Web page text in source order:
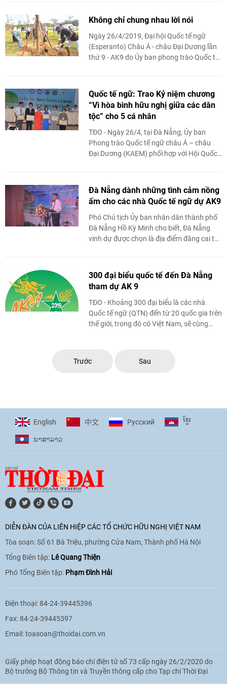
Không chỉ chung nhau lời nói
Ngày 26/4/2019, Đại hội Quốc tế ngữ
(Esperanto) Châu Á - châu Đại Dương lần
thứ 9 - AK9 do Ủy ban phong trào Quốc tế
Quốc tế ngữ: Trao Kỷ niệm chương
“Vì hòa bình hữu nghị giữa các dân
tộc” cho 5 cá nhân
TĐO - Ngày 26/4, tại Đà Nẵng, Ủy ban
Phong trào Quốc tế ngữ châu Á – châu
Đại Dương (KAEM) phối hợp với Hội Quốc
Đà Nẵng dành những tình cảm nồng
ấm cho các nhà Quốc tế ngữ dự AK9
Phó Chủ tịch Ủy ban nhân dân thành phố
Đà Nẵng Hồ Kỳ Minh cho biết, Đà Nẵng
vinh dự được chọn là địa điểm đăng cai tổ
300 đại biểu quốc tế đến Đà Nẵng
tham dự AK 9
TĐO - Khoảng 300 đại biểu là các nhà
Quốc tế ngữ (QTN) đến từ 20 quốc gia trên
thế giới, trong đó có Việt Nam, sẽ cùng
Trước Sau
English 中文 Pусский ខ្មែរ
ພາ​ສາ​ລາວ
DIỄN ĐÀN CỦA LIÊN HIỆP CÁC TỔ CHỨC HỮU NGHỊ VIỆT NAM
Tòa soạn: Số 61 Bà Triệu, phường Cửa Nam, Thành phố Hà Nội
Tổng Biên tập: Lê Quang Thiện
Phó Tổng Biên tập: Phạm Đình Hải
Điện thoại: 84-24-39445396
Fax: 84-24-39445397
Email:toasoan@thoidai.com.vn
Giấy phép hoạt động báo chí điện tử số 73 cấp ngày 26/2/2020 do
Bộ trưởng Bộ Thông tin và Truyền thông cấp cho Tạp chí Thời Đại